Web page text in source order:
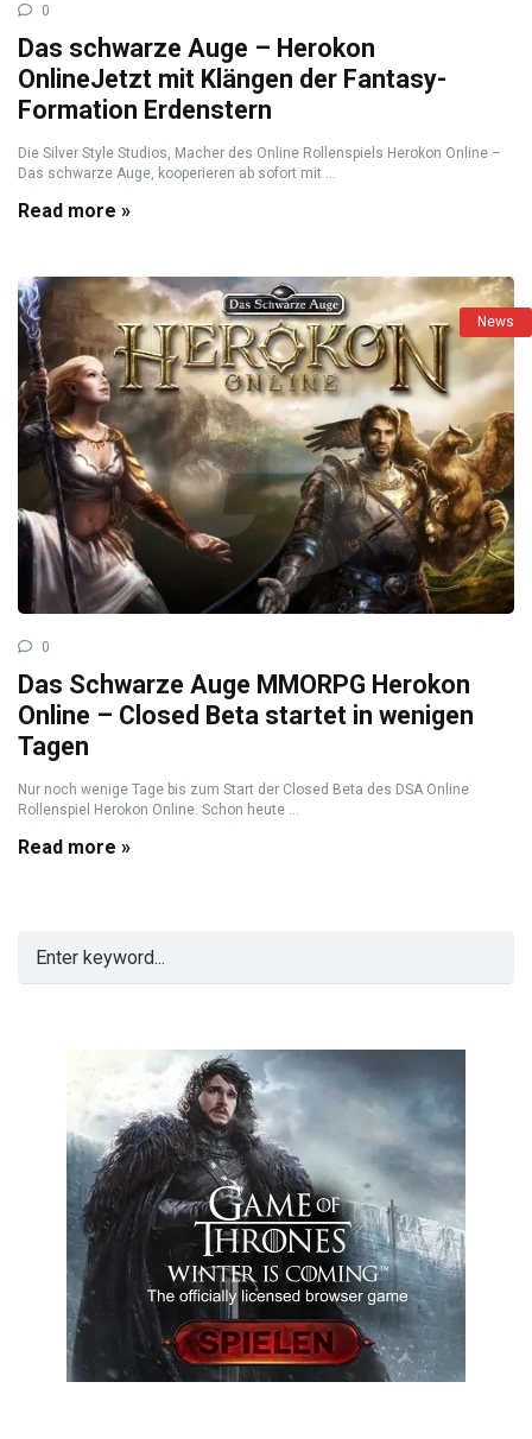
0
Das schwarze Auge – Herokon
OnlineJetzt mit Klängen der Fantasy-
Formation Erdenstern
Die Silver Style Studios, Macher des Online Rollenspiels Herokon Online –
Das schwarze Auge, kooperieren ab sofort mit ...
Read more »
News
0
Das Schwarze Auge MMORPG Herokon
Online – Closed Beta startet in wenigen
Tagen
Nur noch wenige Tage bis zum Start der Closed Beta des DSA Online
Rollenspiel Herokon Online. Schon heute ...
Read more »